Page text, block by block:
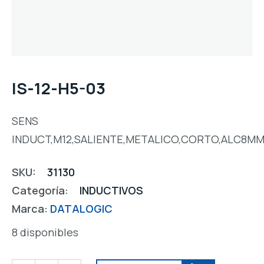
IS-12-H5-03
SENS
SKU:
31130
Categoría:
INDUCTIVOS
Marca: DATALOGIC
8 disponibles